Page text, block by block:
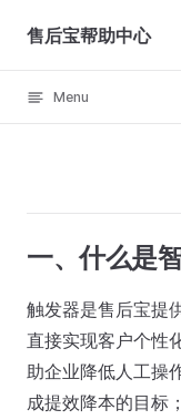
Skip to content
售后宝帮助中心
Menu
一、什么是
触发器是售后宝提
直接实现客户个性
助企业降低人工操
成提效降本的目标